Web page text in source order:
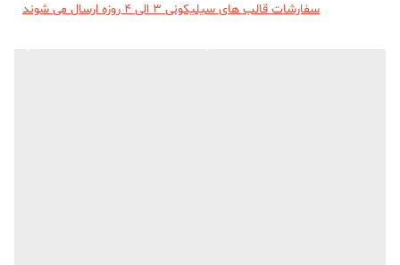
سفارشات قالب های سیلیکونی 3 الی 4 روزه ارسال می شوند